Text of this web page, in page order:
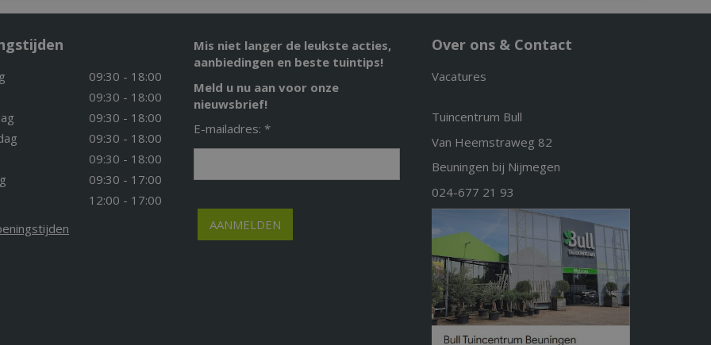
09:30 - 18:00
09:30 - 18:00
09:30 - 18:00
09:30 - 18:00
09:30 - 18:00
09:30 - 17:00
12:00 - 17:00
Mis niet langer de leukste acties,
aanbiedingen en beste tuintips!
Meld u nu aan voor onze
nieuwsbrief!
E-mailadres: *
Over ons & Contact
Vacatures
Tuincentrum Bull
Van Heemstraweg 82
Beuningen bij Nijmegen
024-677 21 93